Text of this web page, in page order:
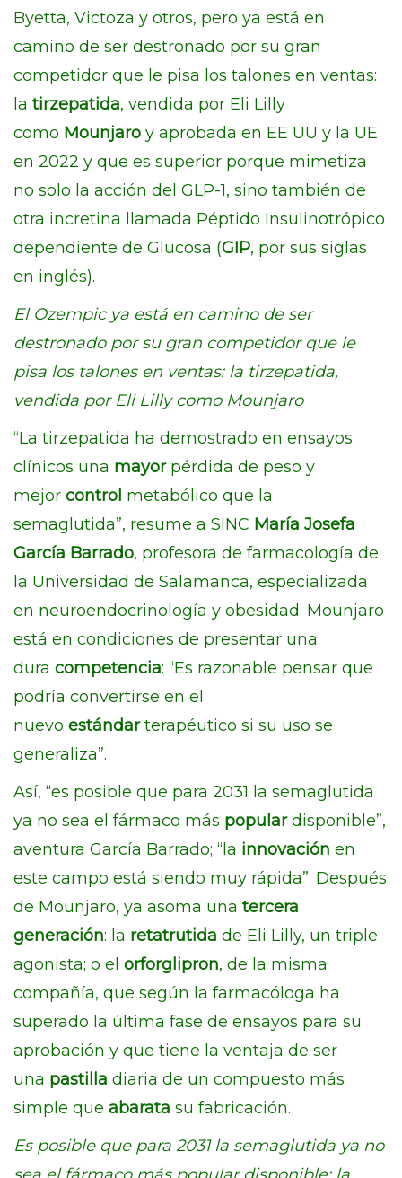
Byetta, Victoza y otros, pero ya está en
camino de ser destronado por su gran
competidor que le pisa los talones en ventas:
la tirzepatida, vendida por Eli Lilly
como Mounjaro y aprobada en EE UU y la UE
en 2022 y que es superior porque mimetiza
no solo la acción del GLP-1, sino también de
otra incretina llamada Péptido Insulinotrópico
dependiente de Glucosa (GIP, por sus siglas
en inglés).
El Ozempic ya está en camino de ser
destronado por su gran competidor que le
pisa los talones en ventas: la tirzepatida,
vendida por Eli Lilly como Mounjaro
“La tirzepatida ha demostrado en ensayos
clínicos una mayorpérdida de peso y
mejor control metabólico que la
semaglutida”, resume a SINC María Josefa
García Barrado, profesora de farmacología de
la Universidad de Salamanca, especializada
en neuroendocrinología y obesidad. Mounjaro
está en condiciones de presentar una
dura competencia: “Es razonable pensar que
podría convertirse en el
nuevo estándarterapéutico si su uso se
generaliza”.
Así, “es posible que para 2031 la semaglutida
ya no sea el fármaco más populardisponible”,
aventura García Barrado; “la innovación en
este campo está siendo muy rápida”. Después
de Mounjaro, ya asoma una tercera
generación: la retatrutida de Eli Lilly, un triple
agonista; o el orforglipron, de la misma
compañía, que según la farmacóloga ha
superado la última fase de ensayos para su
aprobación y que tiene la ventaja de ser
una pastilla diaria de un compuesto más
simple que abarata su fabricación.
Es posible que para 2031 la semaglutida ya no